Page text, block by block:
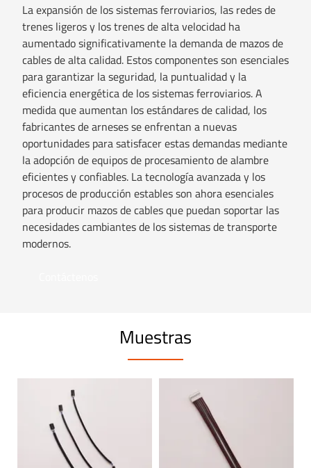
La expansión de los sistemas ferroviarios, las redes de
trenes ligeros y los trenes de alta velocidad ha
aumentado significativamente la demanda de mazos de
cables de alta calidad. Estos componentes son esenciales
para garantizar la seguridad, la puntualidad y la
eficiencia energética de los sistemas ferroviarios. A
medida que aumentan los estándares de calidad, los
fabricantes de arneses se enfrentan a nuevas
oportunidades para satisfacer estas demandas mediante
la adopción de equipos de procesamiento de alambre
eficientes y confiables. La tecnología avanzada y los
procesos de producción estables son ahora esenciales
para producir mazos de cables que puedan soportar las
necesidades cambiantes de los sistemas de transporte
modernos.
Muestras